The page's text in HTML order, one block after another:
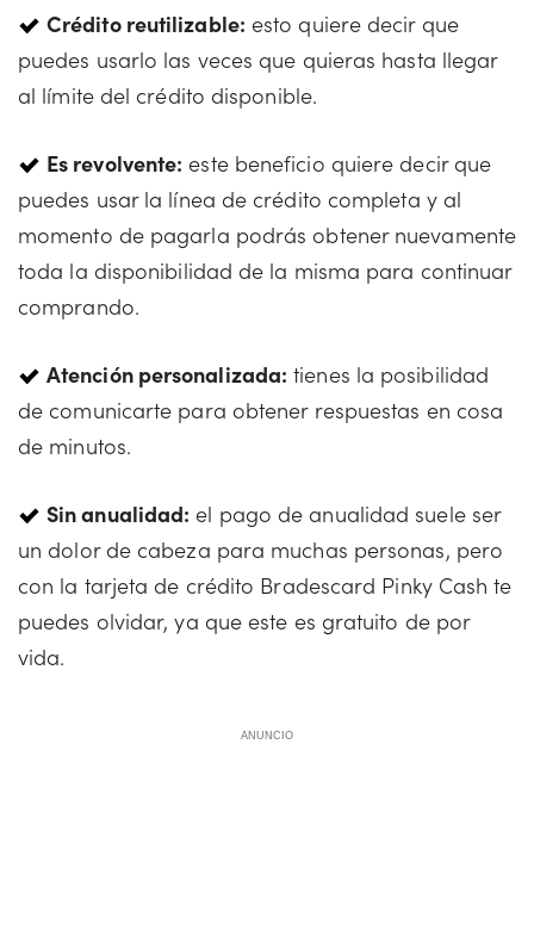
Crédito reutilizable: esto quiere decir que
puedes usarlo las veces que quieras hasta llegar
al límite del crédito disponible.
Es revolvente: este beneficio quiere decir que
puedes usar la línea de crédito completa y al
momento de pagarla podrás obtener nuevamente
toda la disponibilidad de la misma para continuar
comprando.
Atención personalizada: tienes la posibilidad
de comunicarte para obtener respuestas en cosa
de minutos.
Sin anualidad: el pago de anualidad suele ser
un dolor de cabeza para muchas personas, pero
con la tarjeta de crédito Bradescard Pinky Cash te
puedes olvidar, ya que este es gratuito de por
vida.
ANUNCIO